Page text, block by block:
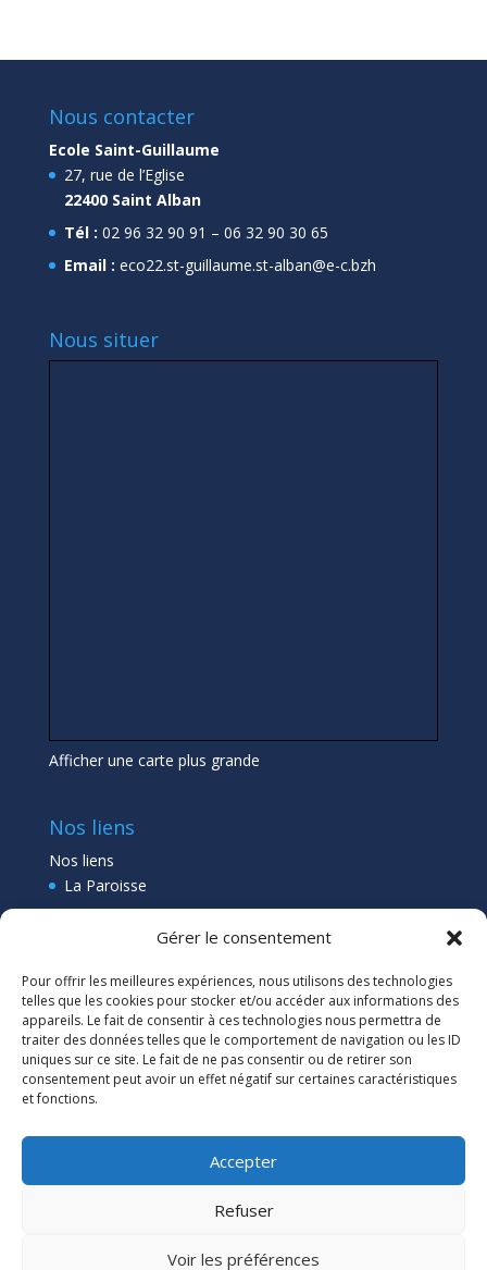
Gérer le consentement
Pour offrir les meilleures expériences, nous utilisons des technologies
telles que les cookies pour stocker et/ou accéder aux informations des
appareils. Le fait de consentir à ces technologies nous permettra de
traiter des données telles que le comportement de navigation ou les ID
uniques sur ce site. Le fait de ne pas consentir ou de retirer son
consentement peut avoir un effet négatif sur certaines caractéristiques
et fonctions.
Accepter
Refuser
Voir les préférences
Nous contacter
Ecole Saint-Guillaume
27, rue de l’Eglise
22400 Saint Alban
Tél : 02 96 32 90 91 – 06 32 90 30 65
Email : eco22.st-guillaume.st-alban@e-c.bzh
Nous situer
Afficher une carte plus grande
Nos liens
Nos liens
La Paroisse
Ecole Pléneuf Val André–Erquy – Planguenoual
Lien admin